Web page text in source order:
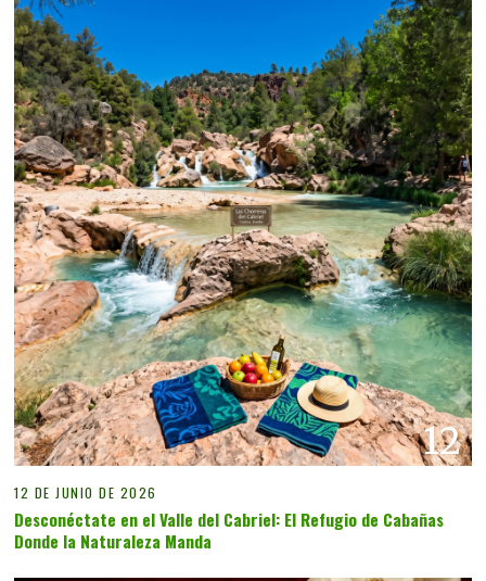
12
12 DE JUNIO DE 2026
Desconéctate en el Valle del Cabriel: El Refugio de Cabañas
Donde la Naturaleza Manda